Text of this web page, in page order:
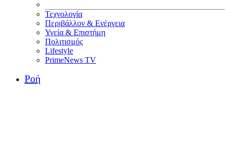
Τεχνολογία
Περιβάλλον & Ενέργεια
Υγεία & Επιστήμη
Πολιτισμός
Lifestyle
PrimeNews TV
Ροή